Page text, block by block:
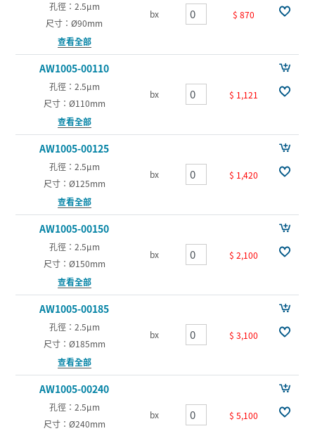
孔徑：2.5µm
尺寸：Ø90mm
查看全部
bx $ 870
AW1005-00110
孔徑：2.5µm
尺寸：Ø110mm
查看全部
bx $ 1,121
AW1005-00125
孔徑：2.5µm
尺寸：Ø125mm
查看全部
bx $ 1,420
AW1005-00150
孔徑：2.5µm
尺寸：Ø150mm
查看全部
bx $ 2,100
AW1005-00185
孔徑：2.5µm
尺寸：Ø185mm
查看全部
bx $ 3,100
AW1005-00240
孔徑：2.5µm
尺寸：Ø240mm
bx $ 5,100